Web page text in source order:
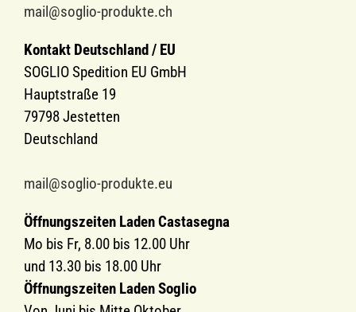
mail@soglio-produkte.ch
Kontakt Deutschland / EU
SOGLIO Spedition EU GmbH
Hauptstraße 19
79798 Jestetten
Deutschland
mail@soglio-produkte.eu
Öffnungszeiten Laden Castasegna
Mo bis Fr, 8.00 bis 12.00 Uhr
und 13.30 bis 18.00 Uhr
Öffnungszeiten Laden Soglio